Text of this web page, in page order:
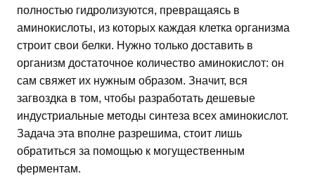
полностью гидролизуются, превращаясь в
аминокислоты, из которых каждая клетка организма
строит свои белки. Нужно только доставить в
организм достаточное количество аминокислот: он
сам свяжет их нужным образом. Значит, вся
загвоздка в том, чтобы разработать дешевые
индустриальные методы синтеза всех аминокислот.
Задача эта вполне разрешима, стоит лишь
обратиться за помощью к могущественным
ферментам.